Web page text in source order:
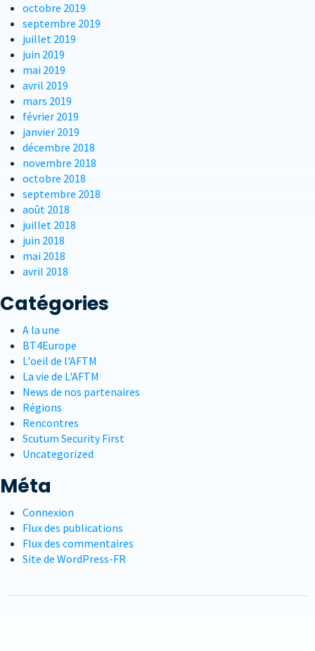
octobre 2019
septembre 2019
juillet 2019
juin 2019
mai 2019
avril 2019
mars 2019
février 2019
janvier 2019
décembre 2018
novembre 2018
octobre 2018
septembre 2018
août 2018
juillet 2018
juin 2018
mai 2018
avril 2018
Catégories
A la une
BT4Europe
L'oeil de l'AFTM
La vie de L'AFTM
News de nos partenaires
Régions
Rencontres
Scutum Security First
Uncategorized
Méta
Connexion
Flux des publications
Flux des commentaires
Site de WordPress-FR